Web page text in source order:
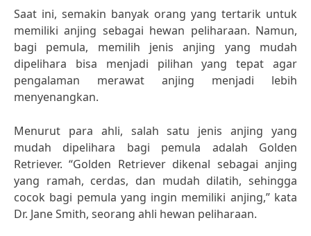
Saat ini, semakin banyak orang yang tertarik untuk
memiliki anjing sebagai hewan peliharaan. Namun,
bagi pemula, memilih jenis anjing yang mudah
dipelihara bisa menjadi pilihan yang tepat agar
pengalaman merawat anjing menjadi lebih
menyenangkan.
Menurut para ahli, salah satu jenis anjing yang
mudah dipelihara bagi pemula adalah Golden
Retriever. “Golden Retriever dikenal sebagai anjing
yang ramah, cerdas, dan mudah dilatih, sehingga
cocok bagi pemula yang ingin memiliki anjing,” kata
Dr. Jane Smith, seorang ahli hewan peliharaan.